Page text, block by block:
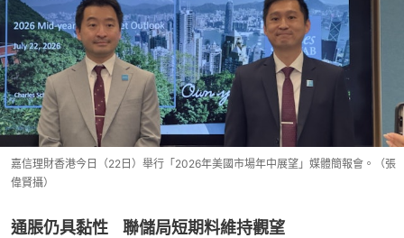
嘉信理財香港今日（22日）舉行「2026年美國市場年中展望」媒體簡報會。（張
偉賢攝）
通脹仍具黏性    聯儲局短期料維持觀望